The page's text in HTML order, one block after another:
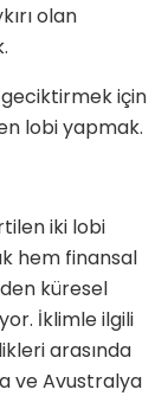
olan
için
lobi yapmak.
iki lobi
hem finansal
küresel
İklimle ilgili
arasında
ve Avustralya